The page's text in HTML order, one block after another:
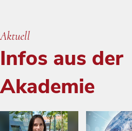
Aktuell
Infos aus der
Akademie